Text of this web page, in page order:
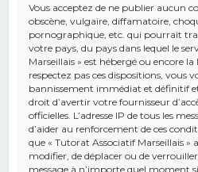
Vous acceptez de ne publier aucun
obscène, vulgaire, diffamatoire,
pornographique, etc. qui pourrait
votre pays, du pays dans lequel le
Marseillais » est hébergé ou encore
respectez pas ces dispositions, vous
bannissement immédiat et définitif
droit d’avertir votre fournisseur
officielles. L’adresse IP de tous les
d’aider au renforcement de ces
que « Tutorat Associatif Marseillais »
modifier, de déplacer ou de
message à n’importe quel moment